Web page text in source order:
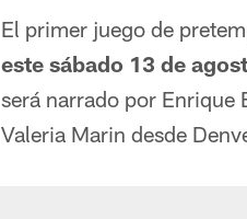
El primer juego de
este sábado 13 de
será narrado por Enrique
Valeria Marin desde